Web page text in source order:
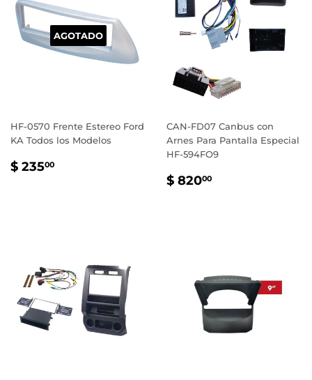
AGOTADO
HF-0570 Frente Estereo Ford
KA Todos los Modelos
PRECIO
$ 23500
CAN-FD07 Canbus con
Arnes Para Pantalla Especial
HF-594FO9
PRECIO
$ 82000